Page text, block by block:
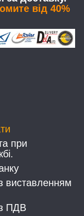
від 40%
при
виставленням
з ПДВ